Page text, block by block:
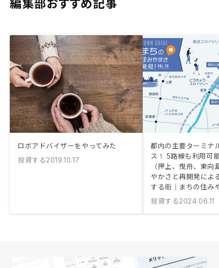
ロボアドバイザーをやってみた
投資する2019.10.17
都内の主要ターミナ
ス！ 5路線も利用可
（押上、曳舟、東
やかさと再開発によ
する街｜まちの住み
投資する2024.06.11